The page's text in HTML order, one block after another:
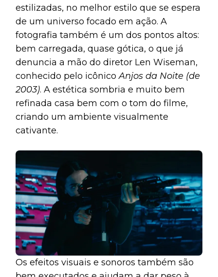
estilizadas, no melhor estilo que se espera
de um universo focado em ação. A
fotografia também é um dos pontos altos:
bem carregada, quase gótica, o que já
denuncia a mão do diretor Len Wiseman,
conhecido pelo icônicoAnjos da Noite (de
2003). A estética sombria e muito bem
refinada casa bem com o tom do filme,
criando um ambiente visualmente
cativante.
Os efeitos visuais e sonoros também são